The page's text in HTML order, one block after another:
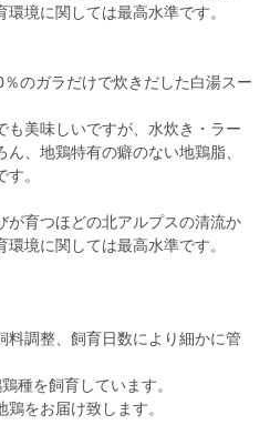
境に関しては最高水準です。
のガラだけで炊きだした白湯スー
も美味しいですが、水炊き・ラー
、地鶏特有の癖のない地鶏脂、
。
が育つほどの北アルプスの清流か
境に関しては最高水準です。
料調整、飼育日数により細かに管
種を飼育しています。
をお届け致します。